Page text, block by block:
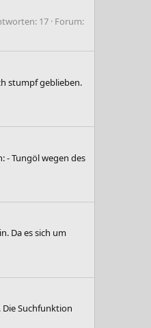
17 Forum:
stumpf geblieben.
- Tungöl wegen des
Da es sich um
Suchfunktion